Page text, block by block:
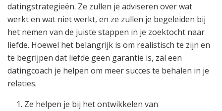
datingstrategieën. Ze zullen je adviseren over wat
werkt en wat niet werkt, en ze zullen je begeleiden bij
het nemen van de juiste stappen in je zoektocht naar
liefde. Hoewel het belangrijk is om realistisch te zijn en
te begrijpen dat liefde geen garantie is, zal een
datingcoach je helpen om meer succes te behalen in je
relaties.
Ze helpen je bij het ontwikkelen van